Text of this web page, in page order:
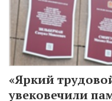
«Яркий
увековечили